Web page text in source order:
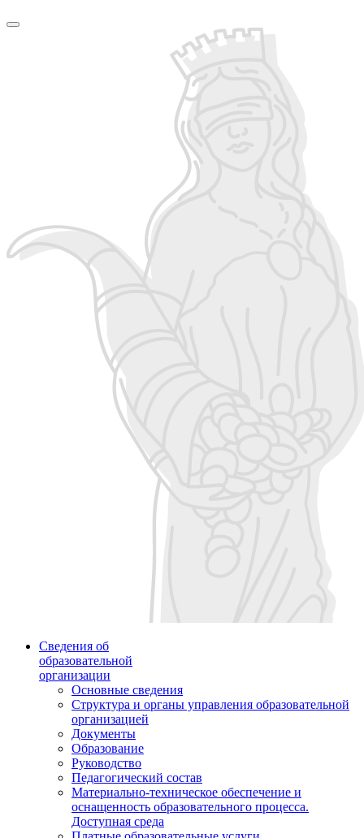
Сведения об
образовательной
организации
Основные сведения
Структура и органы управления образовательной
организацией
Документы
Образование
Руководство
Педагогический состав
Материально-техническое обеспечение и
оснащенность образовательного процесса.
Доступная среда